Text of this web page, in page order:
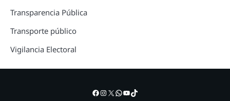
Transparencia Pública
Transporte público
Vigilancia Electoral
Facebook
Instagram
X WhatsApp
YouTube
TikTok